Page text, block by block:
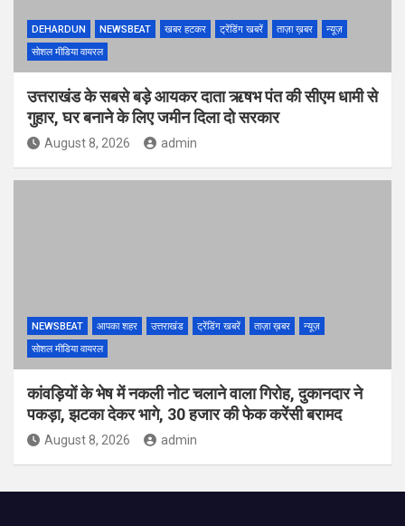
DEHARDUN NEWSBEAT खबर हटकर ट्रेंडिंग खबरें ताज़ा ख़बर
न्यूज़
सोशल मीडिया वायरल
उत्तराखंड के सबसे बड़े आयकर दाता ऋषभ पंत की सीएम धामी से
गुहार, घर बनाने के लिए जमीन दिला दो सरकार
August 8, 2026 admin
NEWSBEAT आपका शहर उत्तराखंड ट्रेंडिंग खबरें ताज़ा ख़बर
न्यूज़
सोशल मीडिया वायरल
कांवड़ियों के भेष में नकली नोट चलाने वाला गिरोह, दुकानदार ने
पकड़ा, झटका देकर भागे, 30 हजार की फेक करेंसी बरामद
August 8, 2026 admin